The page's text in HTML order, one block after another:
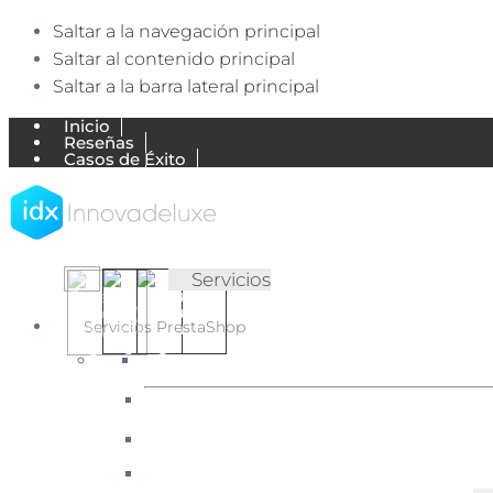
Saltar a la navegación principal
Saltar al contenido principal
Saltar a la barra lateral principal
Inicio
Reseñas
Casos de Éxito
Blog de Ecommerce
EspañolEnglishPortuguês
Ecommerce
【Expertos
expertos
PrestaShop
Servicios
Servicios PrestaShop